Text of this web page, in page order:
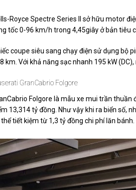
Royce Spectre Series II sở hữu motor
tốc 0-96 km/h trong 4,45giây ở bản tiêu
coupe siêu sang chạy điện sử dụng bộ
km. Với khả năng sạc nhanh 195 kW
GranCabrio Folgore
Folgore là mẫu xe mui trần
13,314 tỷ đồng. Như vậy khi ra biển số,
thể tiết kiệm từ 1,3 tỷ đồng chi phí lăn bánh.